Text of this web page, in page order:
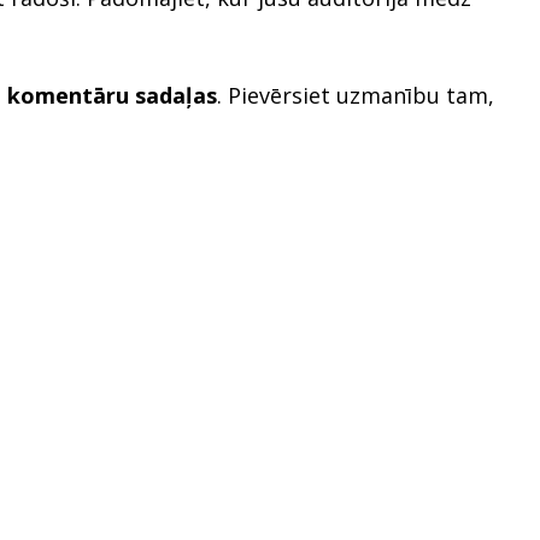
komentāru sadaļas. Pievērsiet uzmanību tam,